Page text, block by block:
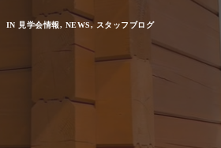
IN 見学会情報, NEWS, スタッフブログ